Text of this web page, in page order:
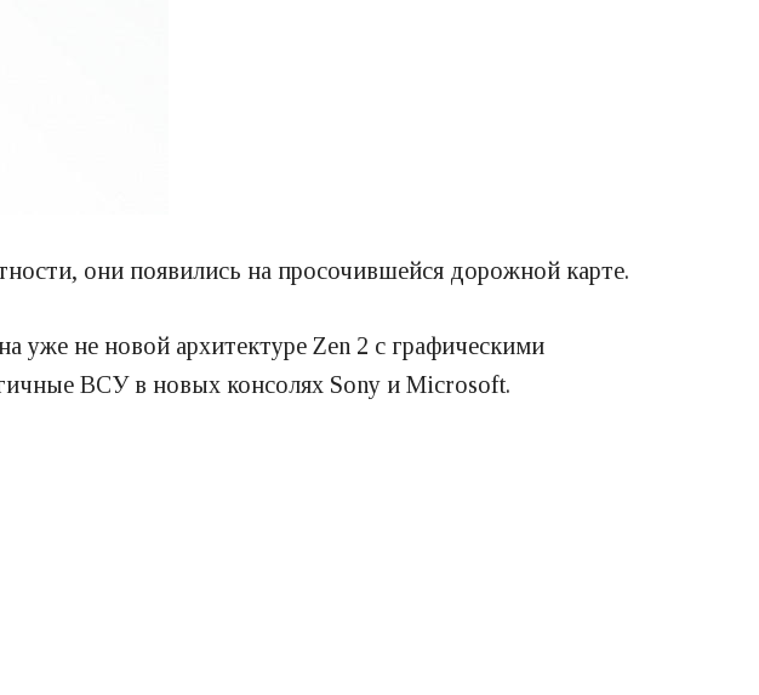
они появились на просочившейся дорожной карте.
уже не новой архитектуре Zen 2 с графическими
ВСУ в новых консолях Sony и Microsoft.